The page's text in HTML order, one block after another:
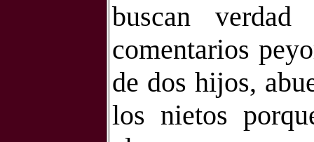
buscan
comentarios
de dos hijos,
los nietos